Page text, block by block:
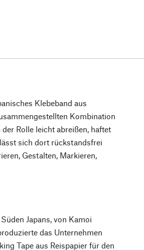
Klebeband aus
Kombination
Rolle leicht abreißen, haftet
sich dort rückstandsfrei
Gestalten, Markieren,
Japans, von Kamoi
das Unternehmen
Tape aus Reispapier für den